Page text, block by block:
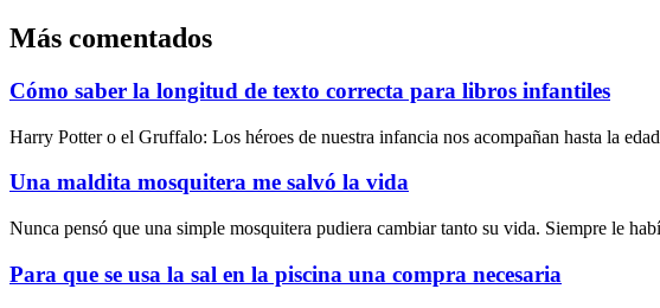
Más comentados
Cómo saber la longitud de texto correcta para libros infantiles
Harry Potter o el Gruffalo: Los héroes de nuestra infancia nos acompañan hasta la
Una maldita mosquitera me salvó la vida
Nunca pensó que una simple mosquitera pudiera cambiar tanto su vida. Siempre le
Para que se usa la sal en la piscina una compra necesaria